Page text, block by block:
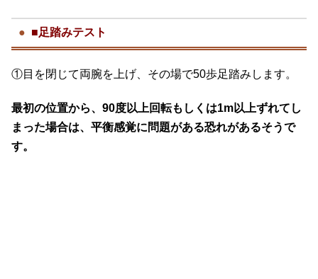
■足踏みテスト
①目を閉じて両腕を上げ、その場で50歩足踏みします。
最初の位置から、90度以上回転もしくは1m以上ずれてし
まった場合は、平衡感覚に問題がある恐れがあるそうで
す。